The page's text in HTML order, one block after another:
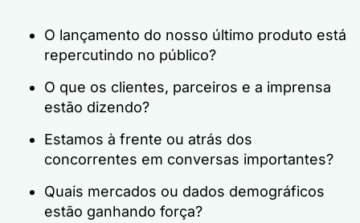
O lançamento do nosso último produto está
repercutindo no público?
O que os clientes, parceiros e a imprensa
estão dizendo?
Estamos à frente ou atrás dos
concorrentes em conversas importantes?
Quais mercados ou dados demográficos
estão ganhando força?